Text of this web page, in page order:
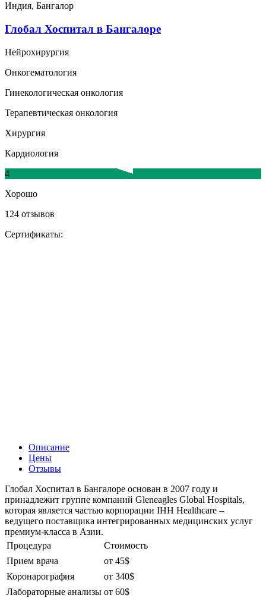
Индия, Бангалор
Глобал Хоспитал в Бангалоре
Нейрохирургия
Онкогематология
Гинекологическая онкология
Терапевтическая онкология
Хирургия
Кардиология
4
Хорошо
124 отзывов
Сертификаты:
Описание
Цены
Отзывы
Глобал Хоспитал в Бангалоре основан в 2007 году и
принадлежит группе компаний Gleneagles Global Hospitals,
которая является частью корпорации IHH Healthcare –
ведущего поставщика интегрированных медицинских услуг
премиум-класса в Азии.
Процедура
Стоимость
Прием врача
от 45$
Коронарография
от 340$
Лабораторные анализы от 60$